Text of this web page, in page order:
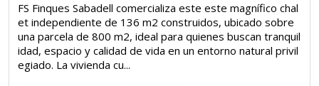
FS Finques Sabadell comercializa este este magnífico chal
et independiente de 136 m2 construidos, ubicado sobre
una parcela de 800 m2, ideal para quienes buscan tranquil
idad, espacio y calidad de vida en un entorno natural privil
egiado. La vivienda cu...